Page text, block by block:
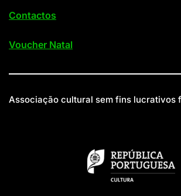
Contactos
Voucher Natal
Associação cultural sem fins lucrativos